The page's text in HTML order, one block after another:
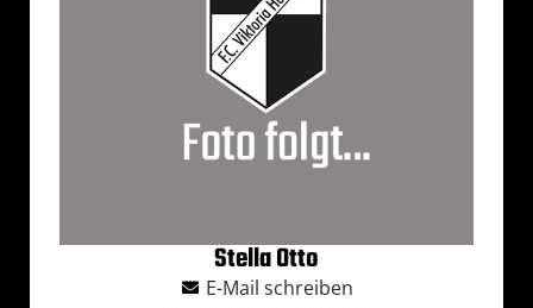
Stella Otto
E-Mail schreiben